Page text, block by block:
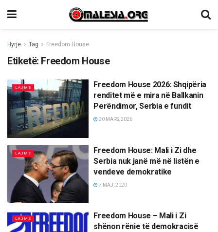
Hyrje Tag Freedom House
Etiketë: Freedom House
LAJME
Freedom House 2026: Shqipëria
renditet më e mira në Ballkanin
Perëndimor, Serbia e fundit
20 MARS, 2026
LAJME
Freedom House: Mali i Zi dhe
Serbia nuk janë më në listën e
vendeve demokratike
7 MAJ, 2020
LAJME
Freedom House – Mali i Zi
shënon rënie të demokracisë